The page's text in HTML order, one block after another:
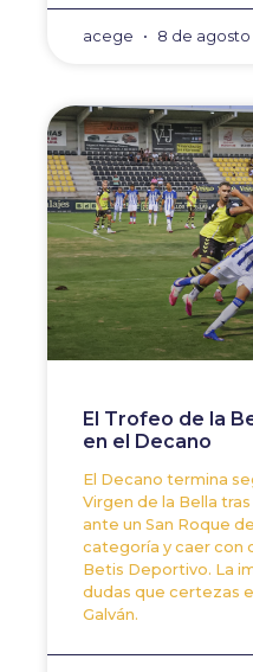
acege 8 de agosto
El Trofeo de la
en el Decano
El Decano termina
Virgen de la Bella
ante un San Roque
categoría y caer con
Betis Deportivo. La
dudas que certezas
Galván.